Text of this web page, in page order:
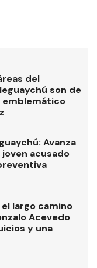
del
son de
emblemático
Avanza
acusado
largo camino
Acevedo
y una